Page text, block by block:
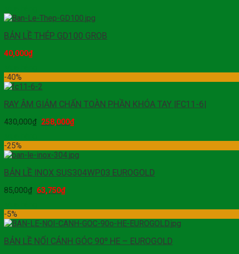
BẢN LỀ THÉP GD100 GROB
40,000₫
-40%
RAY ÂM GIẢM CHẤN TOÀN PHẦN KHÓA TAY |FC11-6|
430,000₫ 258,000₫
-25%
BẢN LỀ INOX SUS304WP03 EUROGOLD
85,000₫ 63,750₫
-5%
BẢN LỀ NỐI CÁNH GÓC 90º HE – EUROGOLD